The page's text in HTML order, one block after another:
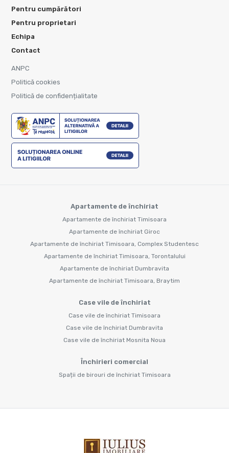
Pentru cumpărători
Pentru proprietari
Echipa
Contact
ANPC
Politică cookies
Politică de confidențialitate
Apartamente de închiriat
Apartamente de închiriat Timisoara
Apartamente de închiriat Giroc
Apartamente de închiriat Timisoara, Complex Studentesc
Apartamente de închiriat Timisoara, Torontalului
Apartamente de închiriat Dumbravita
Apartamente de închiriat Timisoara, Braytim
Case vile de închiriat
Case vile de închiriat Timisoara
Case vile de închiriat Dumbravita
Case vile de închiriat Mosnita Noua
Închirieri comercial
Spații de birouri de închiriat Timisoara